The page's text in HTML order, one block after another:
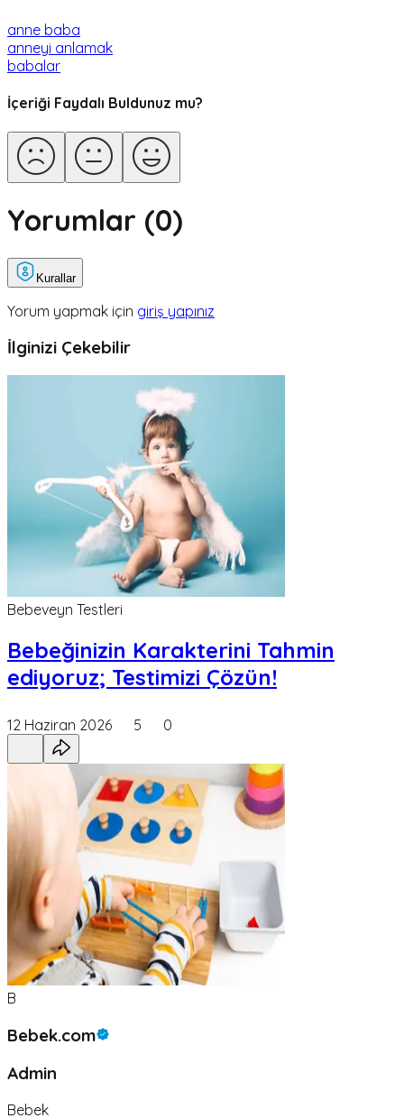
anne baba
anneyi anlamak
babalar
İçeriği Faydalı Buldunuz mu?
Yorumlar (0)
Kurallar
Yorum yapmak için giriş yapınız
İlginizi Çekebilir
Bebeveyn Testleri
Bebeğinizin Karakterini Tahmin
ediyoruz; Testimizi Çözün!
12 Haziran 2026 5 0
B
Bebek.com
Admin
Bebek